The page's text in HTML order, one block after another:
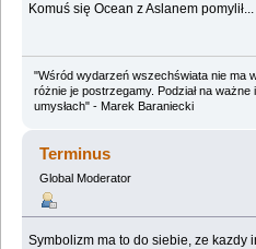
Komuś się Ocean z Aslanem pomylił...
"Wśród wydarzeń wszechświata nie ma
różnie je postrzegamy. Podział na
umysłach" - Marek Baraniecki
Terminus
Global Moderator
Symbolizm ma to do siebie, ze kazdy